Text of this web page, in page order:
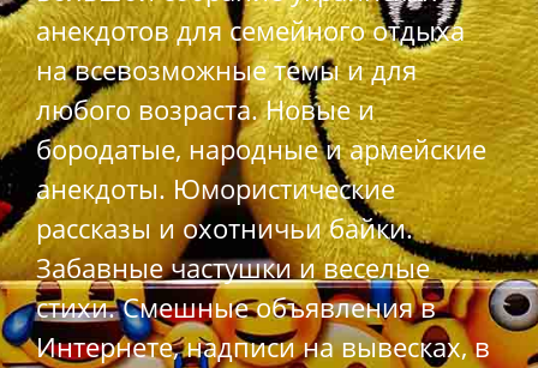
анекдотов для семейного отдыха
на всевозможные темы и для
любого возраста. Новые и
бородатые, народные и армейские
анекдоты. Юмористические
рассказы и охотничьи байки.
Забавные частушки и веселые
стихи. Смешные объявления в
Интернете, надписи на вывесках, в